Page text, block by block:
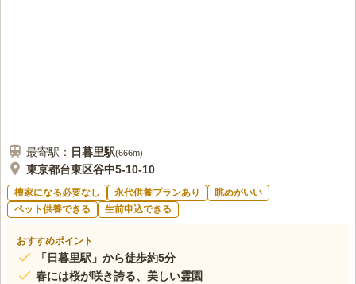
最寄駅： 日暮里駅(666m)
東京都台東区谷中5-10-10
檀家になる必要なし 永代供養プランあり
眺めがいい
ペット供養できる
生前申込できる
おすすめポイント
「日暮里駅」から徒歩約5分
春には桜が咲き誇る、美しい霊園